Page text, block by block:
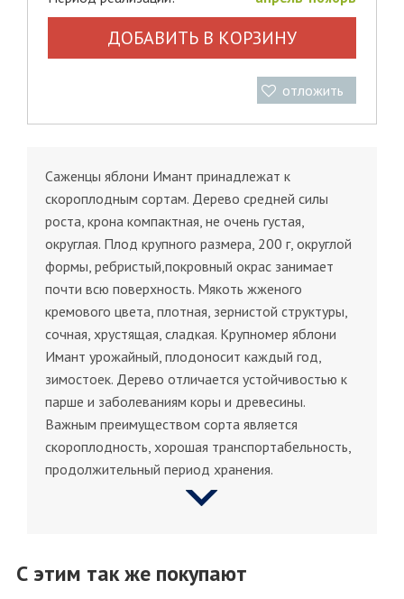
ДОБАВИТЬ В КОРЗИНУ
отложить
Саженцы яблони Имант принадлежат к
скороплодным сортам. Дерево средней силы
роста, крона компактная, не очень густая,
округлая. Плод крупного размера, 200 г, округлой
формы, ребристый,покровный окрас занимает
почти всю поверхность. Мякоть жженого
кремового цвета, плотная, зернистой структуры,
сочная, хрустящая, сладкая. Крупномер яблони
Имант урожайный, плодоносит каждый год,
зимостоек. Дерево отличается устойчивостью к
парше и заболеваниям коры и древесины.
Важным преимуществом сорта является
скороплодность, хорошая транспортабельность,
продолжительный период хранения.
С этим так же покупают